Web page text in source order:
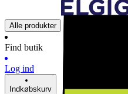
Alle produkter
Find butik
Log ind
Indkøbskurv